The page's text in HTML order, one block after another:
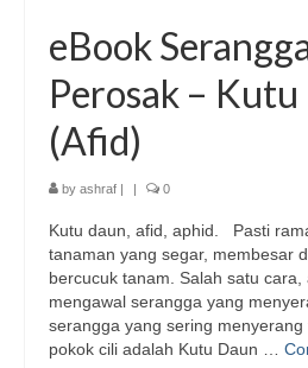
eBook
Perosak –
(Afid)
by ashraf | | 0
Kutu daun, afid, aphid. Pasti
tanaman yang segar, membesar
bercucuk tanam. Salah satu cara,
mengawal serangga yang
serangga yang sering
pokok cili adalah Kutu Daun …